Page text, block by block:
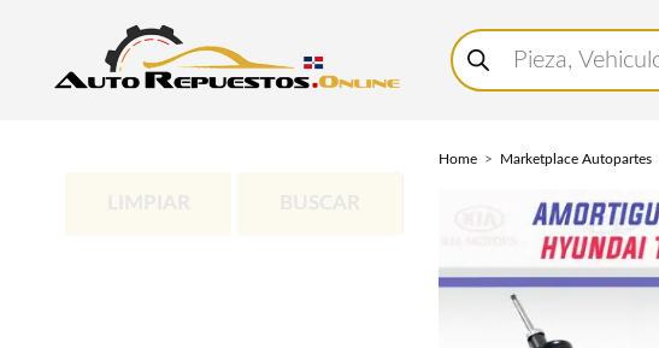
Buscar
productos
Home Marketplace Autopartes